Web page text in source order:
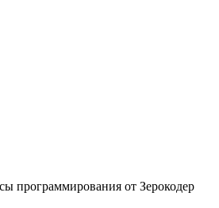
программирования от Зерокодер